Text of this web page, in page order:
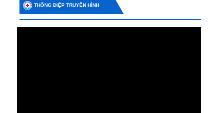
THÔNG ĐIỆP TRUYỀN HÌNH